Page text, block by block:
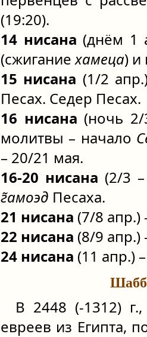
(19:20).
14 нисана (днём 1
(сжиганиехамеца)
15 нисана (1/2
Песах. Седер Песах.
16 нисана (ночь
молитвы – начало
– 20/21 мая.
16-20 нисана (2/3
г̃амоэд Песаха.
21 нисана (7/8 апр.)
22 нисана (8/9 апр.)
24 нисана (11 апр.)
В 2448 (-1312)
евреев из Египта,